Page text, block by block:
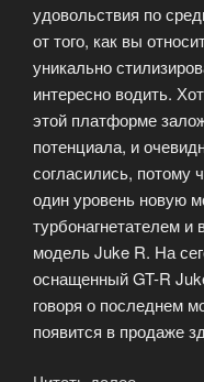
удовольствия по
от того, как вы
уникально
интересно водить.
этой платформе
потенциала, и
согласились, потому
один уровень новую
турбонагнетателем
модель Juke R. На
оснащенный GT-R
говоря о последнем
появится в продаже